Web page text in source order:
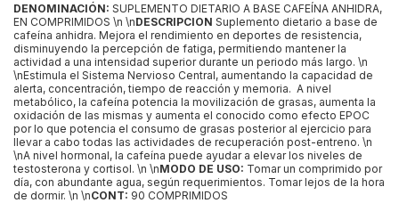
DENOMINACIÓN: SUPLEMENTO DIETARIO A BASE CAFEÍNA ANHIDRA,
EN COMPRIMIDOS \n \nDESCRIPCION Suplemento dietario a base de
cafeína anhidra. Mejora el rendimiento en deportes de resistencia,
disminuyendo la percepción de fatiga, permitiendo mantener la
actividad a una intensidad superior durante un periodo más largo. \n
\nEstimula el Sistema Nervioso Central, aumentando la capacidad de
alerta, concentración, tiempo de reacción y memoria. A nivel
metabólico, la cafeína potencia la movilización de grasas, aumenta la
oxidación de las mismas y aumenta el conocido como efecto EPOC
por lo que potencia el consumo de grasas posterior al ejercicio para
llevar a cabo todas las actividades de recuperación post-entreno. \n
\nA nivel hormonal, la cafeína puede ayudar a elevar los niveles de
testosterona y cortisol. \n \nMODO DE USO: Tomar un comprimido por
día, con abundante agua, según requerimientos. Tomar lejos de la hora
de dormir. \n \nCONT: 90 COMPRIMIDOS